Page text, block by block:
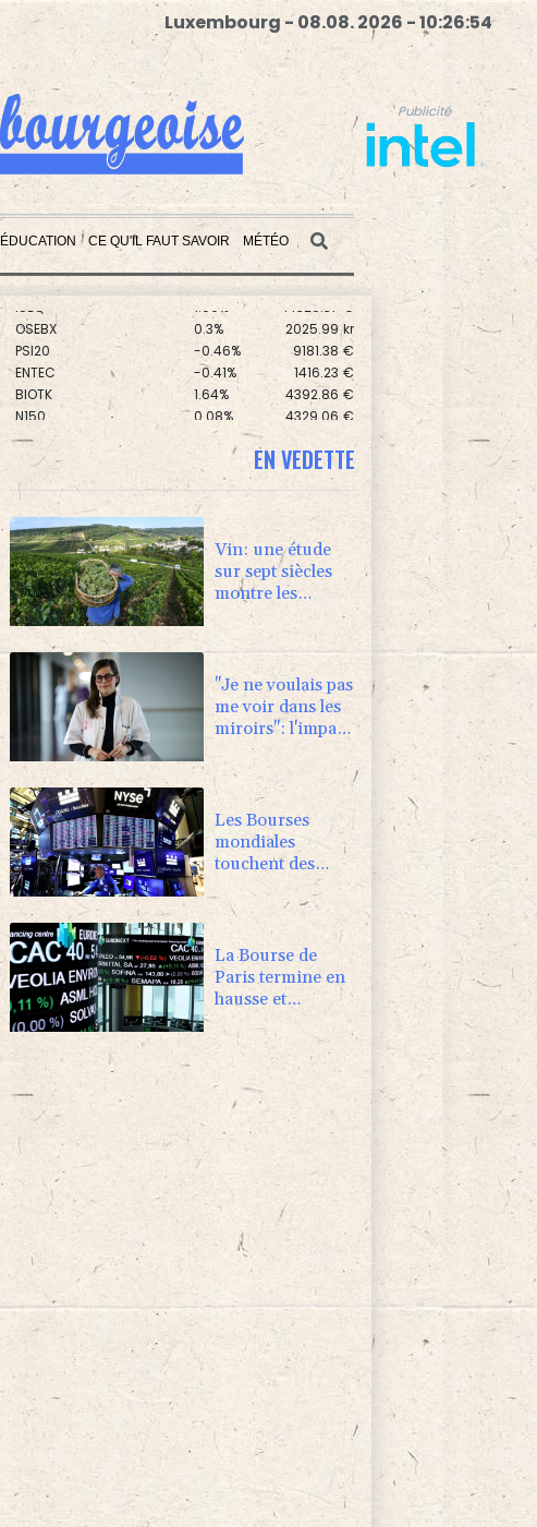
Luxembourg - 08.08. 2026 - 10:26:55
Publicité
ÉDUCATION CE QU'IL FAUT SAVOIR MÉTÉO
Publicité
PX1 8714.93
ISEQ
1.99% 14320.37 €
OSEBX
2025.99
PSI20
-0.46% 9181.38 €
ENTEC
-0.41% 1416.23 €
BIOTK
1.64% 4392.86 €
N150
0.08% 4329.06 €
AEX
-0.09% 1111.47 €
BEL20
0.3%
EN VEDETTE
Vin: une étude
sur sept siècles
montre les
ravages du
dérèglement
climatique
"Je ne voulais pas
me voir dans les
miroirs": l'impact
psychologique de
la reconstruction
mammaire
Les Bourses
mondiales
touchent des
sommets après
l'emploi
américain
La Bourse de
Paris termine en
hausse et
course aux
records